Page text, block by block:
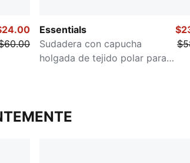
Essentials
Sudadera con capucha
holgada de tejido polar para